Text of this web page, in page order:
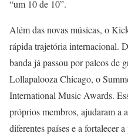
“um 10 de 10”.
Além das novas músicas, o
rápida trajetória internacional.
banda já passou por palcos de
Lollapalooza Chicago, o
International Music Awards.
próprios membros, ajudaram a
diferentes países e a fortalecer